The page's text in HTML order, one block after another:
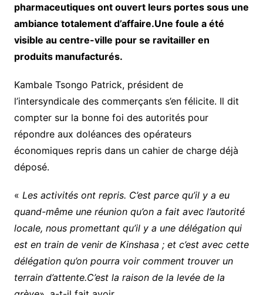
pharmaceutiques ont ouvert leurs portes sous une
ambiance totalement d’affaire.Une foule a été
visible au centre-ville pour se ravitailler en
produits manufacturés.
Kambale Tsongo Patrick, président de
l’intersyndicale des commerçants s’en félicite. Il dit
compter sur la bonne foi des autorités pour
répondre aux doléances des opérateurs
économiques repris dans un cahier de charge déjà
déposé.
« Les activités ont repris. C’est parce qu’il y a eu
quand-même une réunion qu’on a fait avec l’autorité
locale, nous promettant qu’il y a une délégation qui
est en train de venir de Kinshasa ; et c’est avec cette
délégation qu’on pourra voir comment trouver un
terrain d’attente.C’est la raison de la levée de la